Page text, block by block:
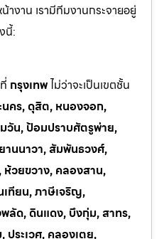
างาน เรามีทีมงานกระจายอยู่
นี้:
กรุงเทพไม่ว่าจะเป็นเขตชั้น
นคร, ดุสิต, หนองจอก,
วัน, ป้อมปราบศัตรูพ่าย,
านนาวา, สัมพันธวงศ์,
วยขวาง, คลองสาน,
ทียน, ภาษีเจริญ,
ลัด, ดินแดง, บึงกุ่ม, สาทร,
ระเวศ, คลองเตย,